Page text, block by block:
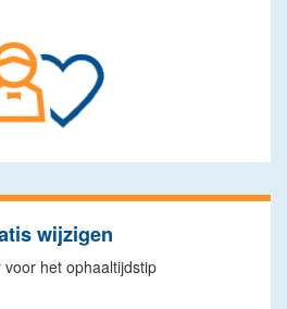
wijzigen
voor het ophaaltijdstip